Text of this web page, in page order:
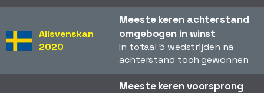
Allsvenskan
2020
Meeste keren achterstand
omgebogen in winst
In totaal 5 wedstrijden na
achterstand toch gewonnen
Meeste keren voorsprong